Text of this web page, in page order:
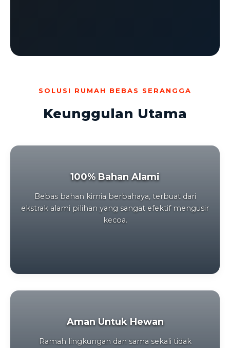
SOLUSI RUMAH BEBAS SERANGGA
Keunggulan Utama
100% Bahan Alami
Bebas bahan kimia berbahaya, terbuat dari
ekstrak alami pilihan yang sangat efektif mengusir
kecoa.
Aman Untuk Hewan
Ramah lingkungan dan sama sekali tidak